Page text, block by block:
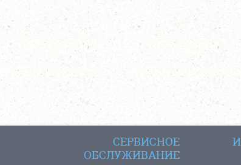
СЕРВИСНОЕ
ОБСЛУЖИВАНИЕ